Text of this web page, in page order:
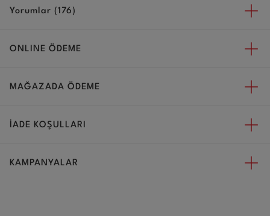
Yorumlar (176)
ONLINE ÖDEME
MAĞAZADA ÖDEME
İADE KOŞULLARI
KAMPANYALAR